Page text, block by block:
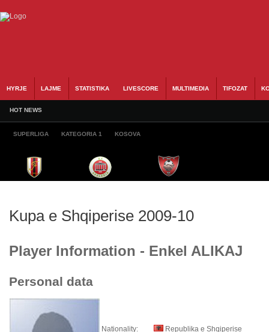
HYRJE LAJME STATISTIKA LIVESCORE MULTIMEDIA TIFOZAT
HOT NEWS
SUPERLIGA KATEGORIA 1 KOSOVA
Kupa e Shqiperise 2009-10
Player Information - Enkel ALIKAJ
Personal data
Nationality:
Republika e Shqiperise